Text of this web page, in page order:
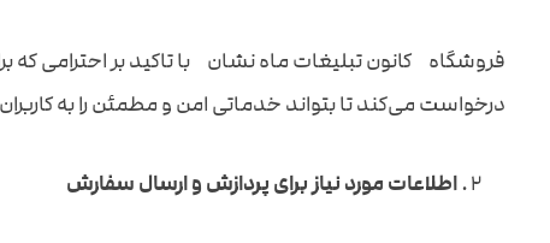
فروشگاه کانون تبلیغات ماه نشان با تاکید بر احترامی که
درخواست می‌کند تا بتواند خدماتی امن و مطمئن را به
اطلاعات مورد نیاز برای پردازش و ارسال سفارش